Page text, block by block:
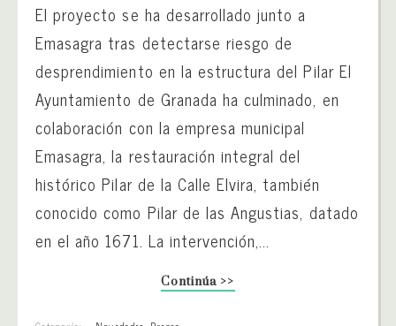
El proyecto se ha desarrollado junto a
Emasagra tras detectarse riesgo de
desprendimiento en la estructura del Pilar El
Ayuntamiento de Granada ha culminado, en
colaboración con la empresa municipal
Emasagra, la restauración integral del
histórico Pilar de la Calle Elvira, también
conocido como Pilar de las Angustias, datado
en el año 1671. La intervención,...
Continúa >>